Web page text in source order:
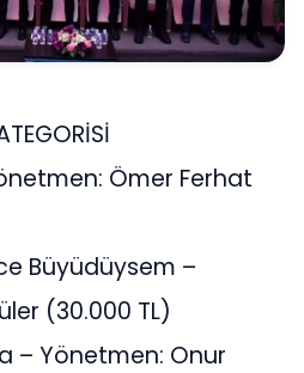
Ömer Ferhat
Büyüdüysem –
(30.000 TL)
– Yönetmen: Onur